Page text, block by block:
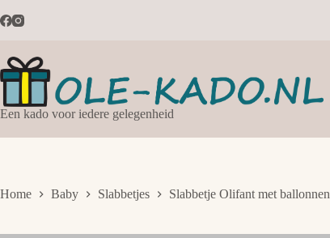
naar
Een kado voor iedere gelegenheid
Home Baby Slabbetjes Slabbetje Olifant met ballonnen